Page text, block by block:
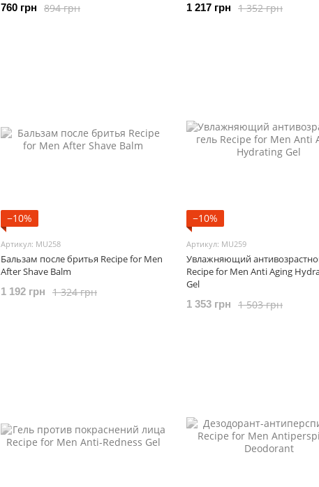
894 грн
760 грн 1 352 грн
1 217 грн
−10%
Артикул: MU258
Бальзам после бритья Recipe for Men
After Shave Balm
1 324 грн
1 192 грн
−10%
Артикул: MU259
Увлажняющий
Recipe for Men Anti Aging
Gel
1 503 грн
1 353 грн